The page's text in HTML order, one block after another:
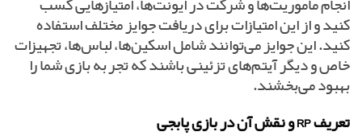
انجام مأموریت‌ها و شرکت در ایونت‌ها، امتیازهایی کسب
کنید و از این امتیازات برای دریافت جوایز مختلف استفاده
کنید. این جوایز می‌توانند شامل اسکین‌ها، لباس‌ها، تجهیزات
خاص و دیگر آیتم‌های تزئینی باشند که تجربه بازی شما را
بهبود می‌بخشند.
تعریف RP و نقش آن در بازی پابجی